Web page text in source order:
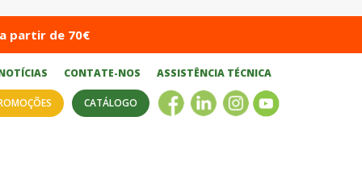
partir de 70€
CONTATE-NOS ASSISTÊNCIA TÉCNICA
CATÁLOGO